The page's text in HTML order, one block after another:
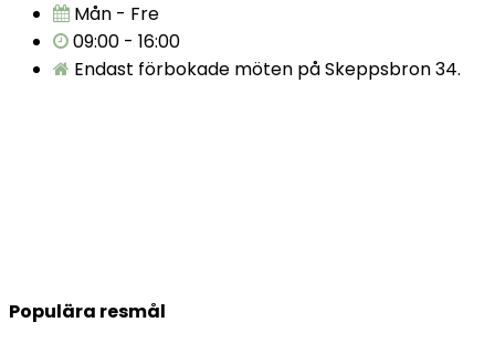
Mån - Fre
09:00 - 16:00
Endast förbokade möten på Skeppsbron 34.
Populära resmål